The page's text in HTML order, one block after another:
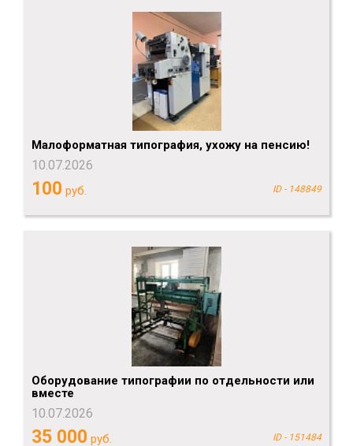
Малоформатная типография, ухожу на пенсию!
10.07.2026
100 руб. ID - 148849
Оборудование типографии по отдельности или
вместе
10.07.2026
35 000 руб. ID - 151484